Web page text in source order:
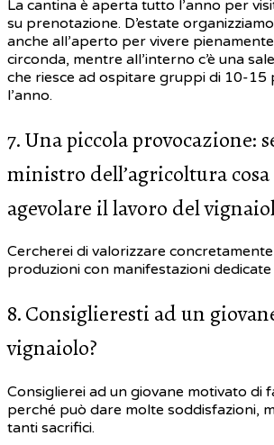
La cantina è aperta tutto l’anno per
su prenotazione. D’estate
anche all’aperto per vivere
circonda, mentre all’interno c’è una
che riesce ad ospitare gruppi di 10-15
l’anno.
7. Una piccola provocazione:
ministro dell’agricoltura
agevolare il lavoro del
Cercherei di valorizzare
produzioni con manifestazioni
8. Consiglieresti ad un
vignaiolo?
Consiglierei ad un giovane motivato di
perché può dare molte soddisfazioni,
tanti sacrifici.